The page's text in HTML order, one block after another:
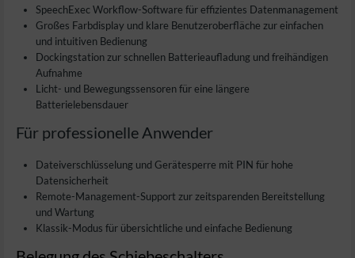
SpeechExec Workflow-Software für effizientes Datenmanagement
Großes Farbdisplay und klare Benutzeroberfläche zur einfachen
und intuitiven Bedienung
Dockingstation zur schnellen Batterieaufladung und freihändigen
Aufnahme
Licht- und Bewegungssensoren für eine längere
Batterielebensdauer
Für professionelle Anwender
Dateiverschlüsselung und Gerätesperre mit PIN für hohe
Datensicherheit
Remote-Management-Support zur zeitsparenden Bereitstellung
und Wartung
Klassik-Modus für übersichtliche und einfache Bedienung